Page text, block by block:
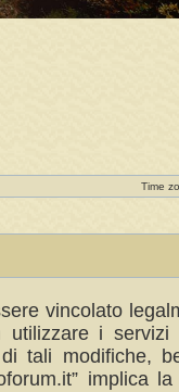
Time
vincolato
utilizzare i servizi
tali modifiche,
implica la